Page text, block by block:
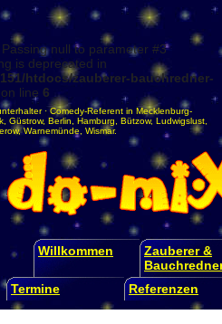
null to parameter #3
is deprecated in
htdocs/zauberer-bauchredner-
on line 6
· Comedy-Referent in Mecklenburg-
Güstrow, Berlin Hamburg Bützow, Ludwigslust
,Warnemünde Wismar.
Willkommen
Zauberer &
Termine
Referenzen